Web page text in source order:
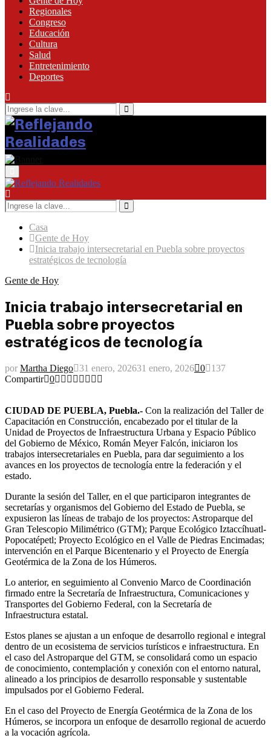
Regionales
Congreso
Educación
Cultura
Salud
Entretenimiento
Deportes
Búsqueda
de:
Búsqueda
Principal
Búsqueda
de:
Búsqueda
Casa
Gente de Hoy
Inicia trabajo intersecretarial en Puebla sobre proyectos
estratégicos de tecnología
Gente de Hoy
Inicia trabajo intersecretarial en
Puebla sobre proyectos
estratégicos de tecnología
por Martha Diego 31 enero, 202631 enero, 2026 0
137
Compartir 0
CIUDAD DE PUEBLA, Puebla.- Con la realización del Taller de
Capacitación en Construcción, encabezado por el titular de la
Unidad de Proyectos de Infraestructura Urbana y Espacio Público
del Gobierno de México, Román Meyer Falcón, iniciaron los
trabajos intersecretariales en Puebla, para dar seguimiento a los
avances en los proyectos de tecnología entre la federación y el
estado.
Durante la sesión del Taller, en el que participaron integrantes de
secretarías y organismos del Gobierno del Estado de Puebla, se
expusieron las líneas de trabajo de los proyectos: Astroparque del
Gran Telescopio Milimétrico (GTM); Parque Ecológico Iztaccíhuatl-
Popocatépetl; Proyecto Ecológico en el Valle de Piedras Encimadas;
intervención en el Parque Bicentenario y el Proyecto de Energía
Geotérmica de la Zona de los Húmeros.
Lo anterior, en seguimiento al Convenio Marco de Coordinación
firmado entre la Secretaría de Infraestructura, Comunicaciones y
Transportes del Gobierno Federal, con la Secretaría de
Infraestructura estatal.
Estos planes se ajustan a un enfoque de desarrollo regional e integral
dentro de un ecosistema de servicios turísticos e infraestructura. En
el caso del Astroparque del GTM, se consolidará como un espacio
de conocimiento, contemplación y conexión con el entorno natural,
alineado a los principios de desarrollo responsable y sustentable
impulsados por el Gobierno Federal.
En el caso del Proyecto de Energía Geotérmica de la Zona de los
Húmeros, se incorpora un enfoque de desarrollo regional de acuerdo
a la vocación agrícola.